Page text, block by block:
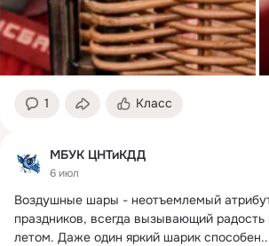
1 Класс
МБУК ЦНТиКДД
6 июл
Воздушные шары - неотъемлемый
праздников, всегда вызывающий радость
летом. Даже один яркий шарик